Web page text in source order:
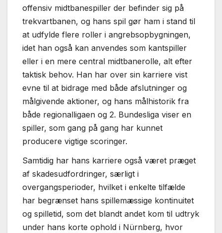
offensiv midtbanespiller der befinder sig på
trekvartbanen, og hans spil gør ham i stand til
at udfylde flere roller i angrebsopbygningen,
idet han også kan anvendes som kantspiller
eller i en mere central midtbanerolle, alt efter
taktisk behov. Han har over sin karriere vist
evne til at bidrage med både afslutninger og
målgivende aktioner, og hans målhistorik fra
både regionalligaen og 2. Bundesliga viser en
spiller, som gang på gang har kunnet
producere vigtige scoringer.
Samtidig har hans karriere også været præget
af skadesudfordringer, særligt i
overgangsperioder, hvilket i enkelte tilfælde
har begrænset hans spillemæssige kontinuitet
og spilletid, som det blandt andet kom til udtryk
under hans korte ophold i Nürnberg, hvor